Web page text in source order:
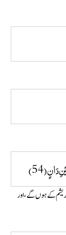
(54)
کے ہوں گے ، اور